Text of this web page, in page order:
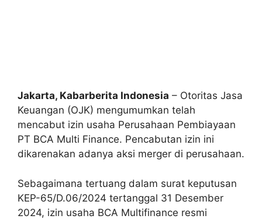
Jakarta, Kabarberita Indonesia – Otoritas Jasa
Keuangan (OJK) mengumumkan telah
mencabut izin usaha Perusahaan Pembiayaan
PT BCA Multi Finance. Pencabutan izin ini
dikarenakan adanya aksi merger di perusahaan.
Sebagaimana tertuang dalam surat keputusan
KEP-65/D.06/2024 tertanggal 31 Desember
2024, izin usaha BCA Multifinance resmi